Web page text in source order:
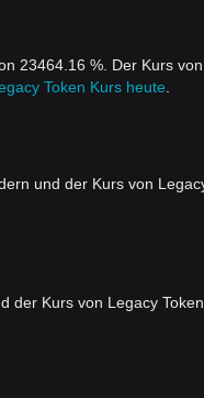
23464.16 %. Der Kurs von
Token Kurs heute
und der Kurs von
der Kurs von Legacy Token